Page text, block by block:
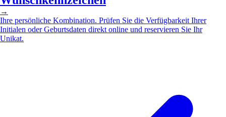
→
Ihre persönliche Kombination. Prüfen Sie die Verfügbarkeit Ihrer
Initialen oder Geburtsdaten direkt online und reservieren Sie Ihr
Unikat.